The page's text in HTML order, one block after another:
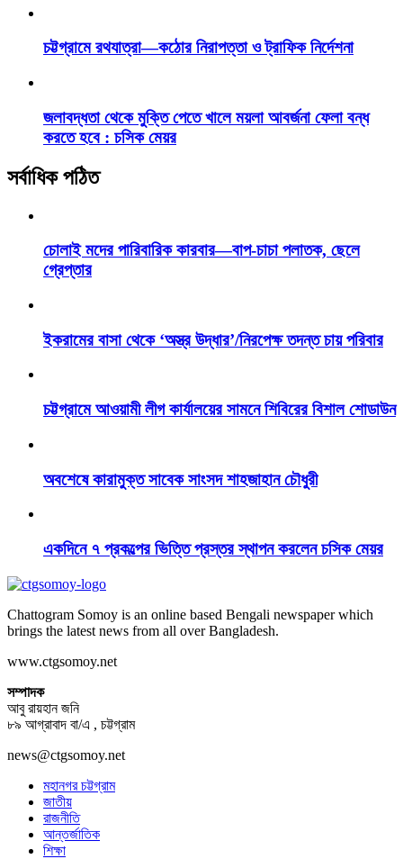
চট্টগ্রামে রথযাত্রা—কঠোর নিরাপত্তা ও ট্রাফিক নির্দেশনা
জলাবদ্ধতা থেকে মুক্তি পেতে খালে ময়লা আবর্জনা ফেলা বন্ধ
করতে হবে : চসিক মেয়র
সর্বাধিক পঠিত
চোলাই মদের পারিবারিক কারবার—বাপ-চাচা পলাতক, ছেলে
গ্রেপ্তার
ইকরামের বাসা থেকে ‘অস্ত্র উদ্ধার’/নিরপেক্ষ তদন্ত চায় পরিবার
চট্টগ্রামে আওয়ামী লীগ কার্যালয়ের সামনে শিবিরের বিশাল শোডাউন
অবশেষে কারামুক্ত সাবেক সাংসদ শাহজাহান চৌধুরী
একদিনে ৭ প্রকল্পের ভিত্তি প্রস্তর স্থাপন করলেন চসিক মেয়র
Chattogram Somoy is an online based Bengali newspaper which
brings the latest news from all over Bangladesh.
www.ctgsomoy.net
সম্পাদক
আবু রায়হান জনি
৮৯ আগ্রাবাদ বা/এ , চট্টগ্রাম
news@ctgsomoy.net
মহানগর চট্টগ্রাম
জাতীয়
রাজনীতি
আন্তর্জাতিক
শিক্ষা